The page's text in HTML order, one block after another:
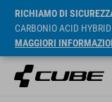
RICHIAMO DI
CARBONIO ACID
MAGGIORI